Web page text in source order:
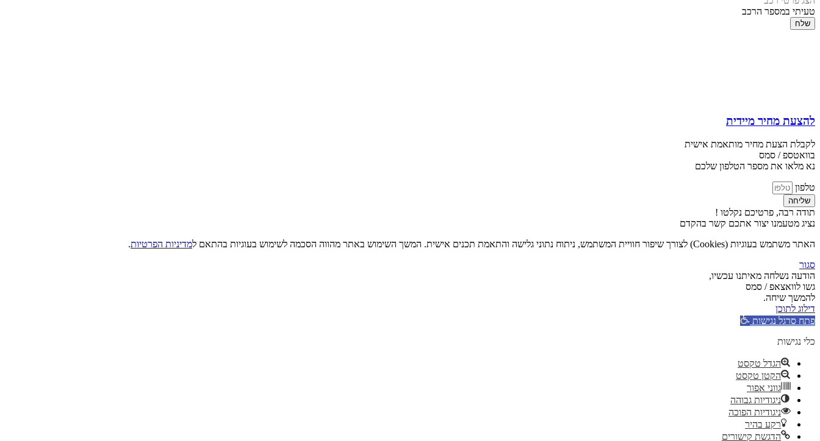
טעיתי במספר הרכב
שלח
להצעת מחיר מיידית
לקבלת הצעת מחיר מותאמת אישית
בוואטספ / סמס
נא מלאו את מספר הטלפון שלכם
טלפון
שליחה
תודה רבה, פרטיכם נקלטו !
נציג מטעמנו יצור אתכם קשר בהקדם
האתר משתמש בעוגיות (Cookies) לצורך שיפור חוויית המשתמש, ניתוח נתוני גלישה והתאמת תכנים אישית. המשך השימוש באתר מהווה הסכמה לשימוש בעוגיות בהתאם ל
מדיניות הפרטיות.
סגור
הודעה נשלחה מאיתנו עכשיו,
גשו לוואצאפ / סמס
להמשך שיחה.
דילוג לתוכן
פתח סרגל נגישות
כלי נגישות
הגדל טקסט
הקטן טקסט
גווני אפור
ניגודיות גבוהה
ניגודיות הפוכה
רקע בהיר
הדגשת קישורים